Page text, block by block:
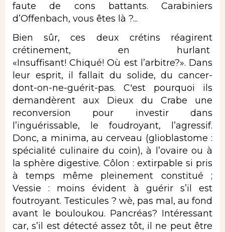
faute de cons battants. Carabiniers
d’Offenbach, vous êtes là ?...
Bien sûr, ces deux crétins réagirent
crétinement, en hurlant
«Insuffisant! Chiqué! Où est l’arbitre?». Dans
leur esprit, il fallait du solide, du cancer-
dont-on-ne-guérit-pas. C'est pourquoi ils
demandèrent aux Dieux du Crabe une
reconversion pour investir dans
l’inguérissable, le foudroyant, l’agressif.
Donc, a minima, au cerveau (glioblastome :
spécialité culinaire du coin), à l’ovaire ou à
la sphère digestive. Côlon : extirpable si pris
à temps même pleinement constitué ;
Vessie : moins évident à guérir s’il est
foutroyant. Testicules ? wè, pas mal, au fond
avant le bouloukou. Pancréas? Intéressant
car, s’il est détecté assez tôt, il ne peut être